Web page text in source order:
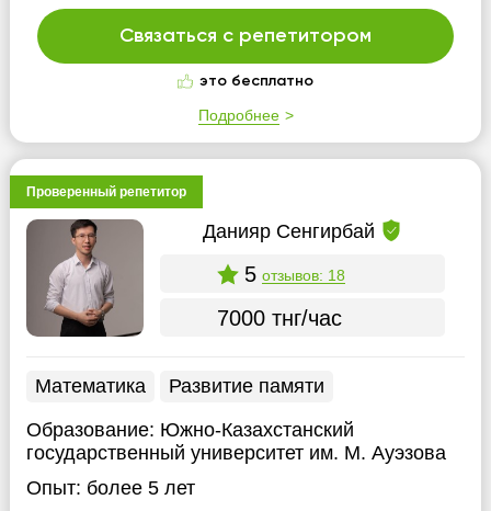
Связаться с репетитором
это бесплатно
Подробнее
Проверенный репетитор
Данияр Сенгирбай
5 отзывов: 18
7000 тнг/час
Математика
Развитие памяти
Образование: Южно-Казахстанский
государственный университет им. М. Ауэзова
Опыт: более 5 лет